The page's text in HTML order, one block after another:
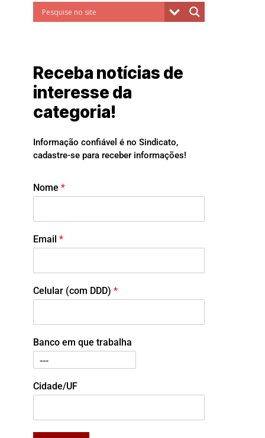
Receba notícias de
interesse da
categoria!
Informação confiável é no Sindicato,
cadastre-se para receber informações!
Nome *
Email *
Celular (com DDD) *
Banco em que trabalha
Cidade/UF